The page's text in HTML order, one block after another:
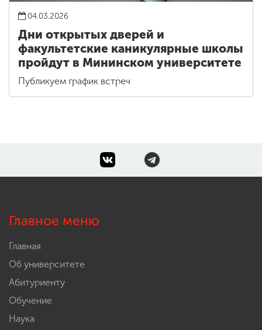
04.03.2026
Дни открытых дверей и
факультетские каникулярные школы
пройдут в Мининском университете
Публикуем график встреч
Главное меню
Главная
Об университете
Абитуриенту
Обучение
Наука